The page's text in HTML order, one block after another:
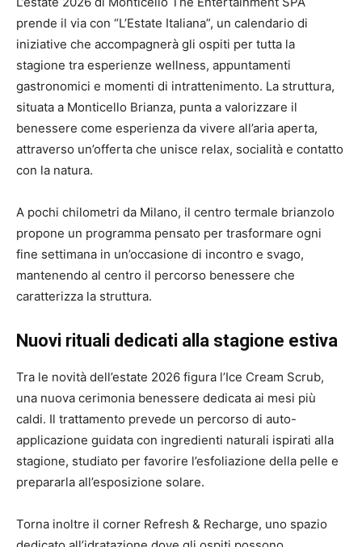
prende il via con “L’Estate Italiana”, un calendario di
iniziative che accompagnerà gli ospiti per tutta la
stagione tra esperienze wellness, appuntamenti
gastronomici e momenti di intrattenimento. La struttura,
situata a Monticello Brianza, punta a valorizzare il
benessere come esperienza da vivere all’aria aperta,
attraverso un’offerta che unisce relax, socialità e contatto
con la natura.
A pochi chilometri da Milano, il centro termale brianzolo
propone un programma pensato per trasformare ogni
fine settimana in un’occasione di incontro e svago,
mantenendo al centro il percorso benessere che
caratterizza la struttura.
Nuovi rituali dedicati alla stagione estiva
Tra le novità dell’estate 2026 figura l’Ice Cream Scrub,
una nuova cerimonia benessere dedicata ai mesi più
caldi. Il trattamento prevede un percorso di auto-
applicazione guidata con ingredienti naturali ispirati alla
stagione, studiato per favorire l’esfoliazione della pelle e
prepararla all’esposizione solare.
Torna inoltre il corner Refresh & Recharge, uno spazio